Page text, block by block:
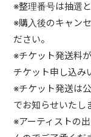
※整理番号は抽選
※購入後のキャン
ださい。
※チケット発送料
チケット申し込み
※チケット発送は
でお知らせいたし
※アーティストの